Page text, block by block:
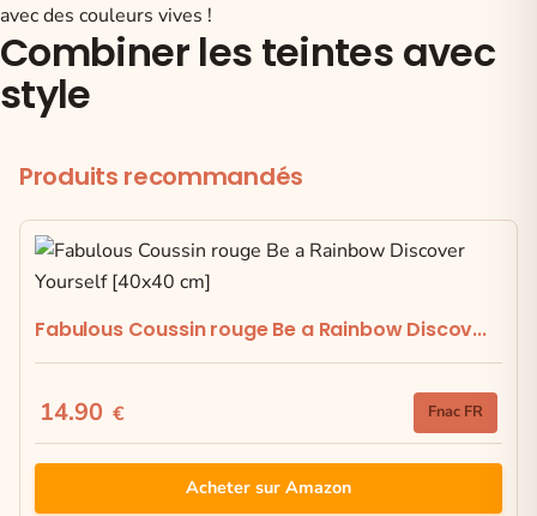
avec des couleurs vives !
Combiner les teintes avec
style
Produits recommandés
Fabulous Coussin rouge Be a Rainbow Discov...
14.90 € Fnac FR
Acheter sur Amazon